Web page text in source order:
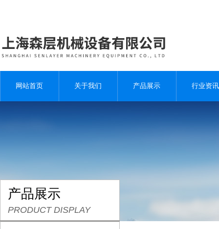
网站首页 关于我们 产品展示 行业资讯
产品展示
PRODUCT DISPLAY